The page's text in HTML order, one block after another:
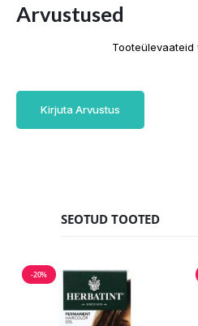
Arvustused
Tooteülevaateid
Kirjuta Arvustus
SEOTUD TOOTED
-20%